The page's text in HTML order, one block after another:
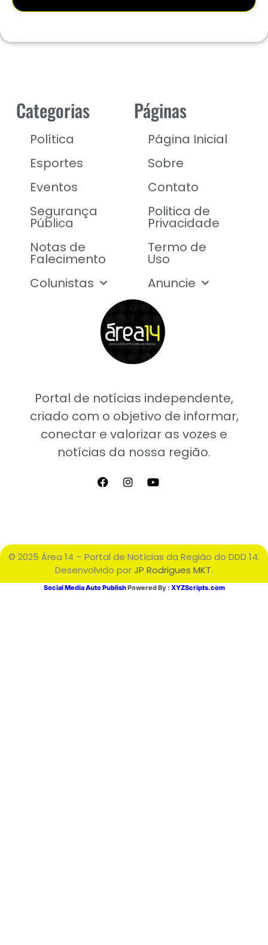
Portal de notícias independente,
criado com o objetivo de informar,
conectar e valorizar as vozes e
notícias da nossa região.
Categorias
Política
Esportes
Eventos
Segurança
Pública
Notas de
Falecimento
Colunistas
Páginas
Página Inicial
Sobre
Contato
Politica de
Privacidade
Termo de
Uso
Anuncie
© 2025 Área 14 – Portal de Notícias da Região do DDD 14.
Desenvolvido porJP Rodrigues MKT.
Social Media Auto PublishPowered By : XYZScripts.com